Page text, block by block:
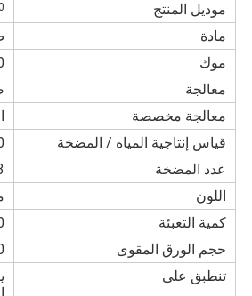
موديل المنتج
مادة
موك
معالجة
معالجة مخصصة
قياس إنتاجية المياه / المضخة
عدد المضخة
3 إلى 4
اللون
كمية التعبئة
حجم الورق المقوى
تنطبق على